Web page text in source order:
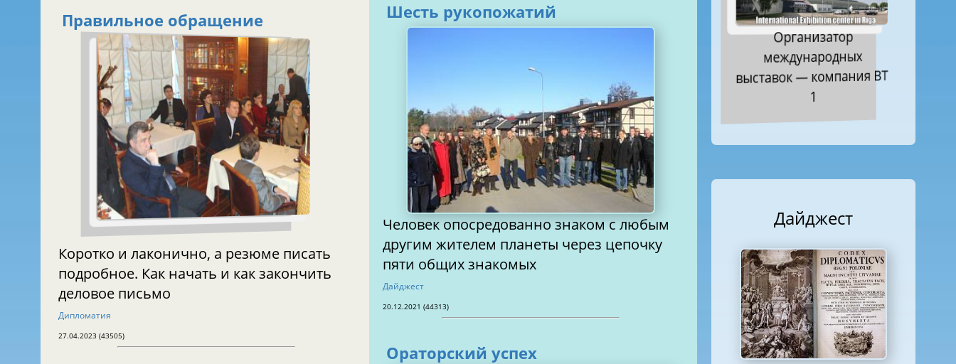
Правильное обращение
Коротко и лаконично, а резюме писать
подробное. Как начать и как закончить
деловое письмо
Дипломатия
27.04.2023 (43505)
Шесть рукопожатий
Человек опосредованно знаком с любым
другим жителем планеты через цепочку
пяти общих знакомых
Дайджест
20.12.2021 (44313)
Ораторский успех
Организатор
международных
выставок — компания ВТ
1
Дайджест